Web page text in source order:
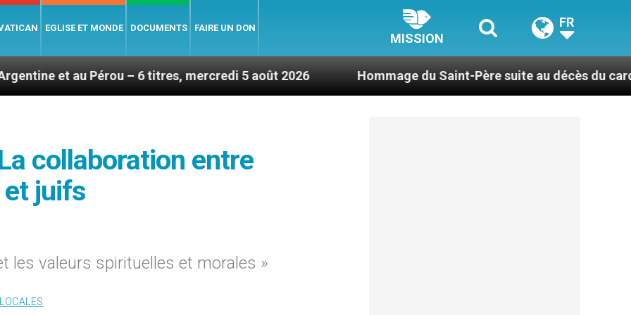
EGLISE ET MONDE DOCUMENTS FAIRE UN DON
MISSION
FR
– 6 titres, mercredi 5 août 2026 Hommage du Saint-Père suite au décès du cardinal Júlio
collaboration entre
juifs
les valeurs spirituelles et morales »